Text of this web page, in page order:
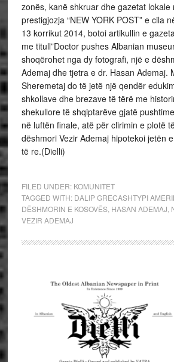
zonës, kanë shkruar dhe gazetat
prestigjozja “NEW YORK POST” e cila
13 korrikut 2014, botoi artikullin e
me titull”Doctor pushes Albanian
shoqërohet nga dy fotografi, një e
Ademaj dhe tjetra e dr. Hasan Ademaj.
Sheremetaj do të jetë një qendër
shkollave dhe brezave të tërë me
shekullore të shqiptarëve gjatë
në luftën finale, atë për clirimin e plotë
dëshmori Vezir Ademaj hipotekoi jetën
të re.(Dielli)
FILED UNDER: KOMUNITET
TAGGED WITH: DALIP GRECASHTYPI
DËSHMORIN E KOSOVËS, HASAN ADEMAJ
VEZIR ADEMAJ